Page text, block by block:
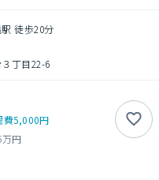
徒歩20分
丁目22-6
費5,000円
万円